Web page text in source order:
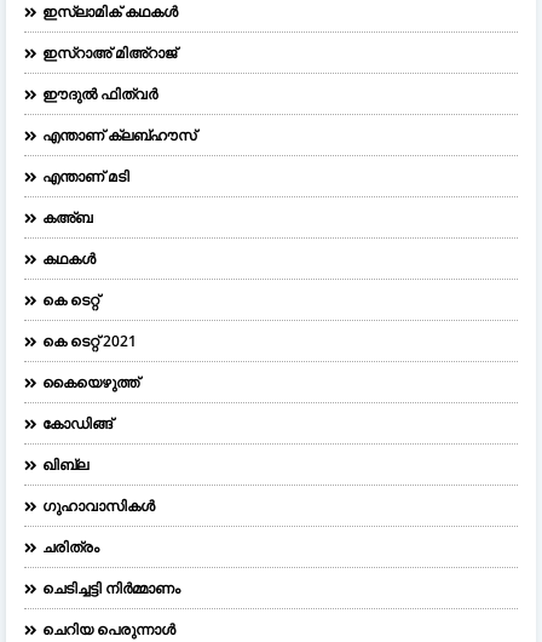
ഇസ്ലാമിക് കഥകൾ
ഇസ്റാഅ് മിഅ്റാജ്
ഈദുല്‍ ഫിത്വര്‍
എന്താണ് ക്ലബ്ഹൗസ്
എന്താണ് മടി
കഅ്ബ
കഥകൾ
കെ ടെറ്റ്
കെ ടെറ്റ് 2021
കൈയെഴുത്ത്
കോഡിങ്ങ്
ഖിബ്‌ല
ഗുഹാവാസികൾ
ചരിത്രം
ചെടിച്ചട്ടി നിർമ്മാണം
ചെറിയ പെരുന്നാള്‍